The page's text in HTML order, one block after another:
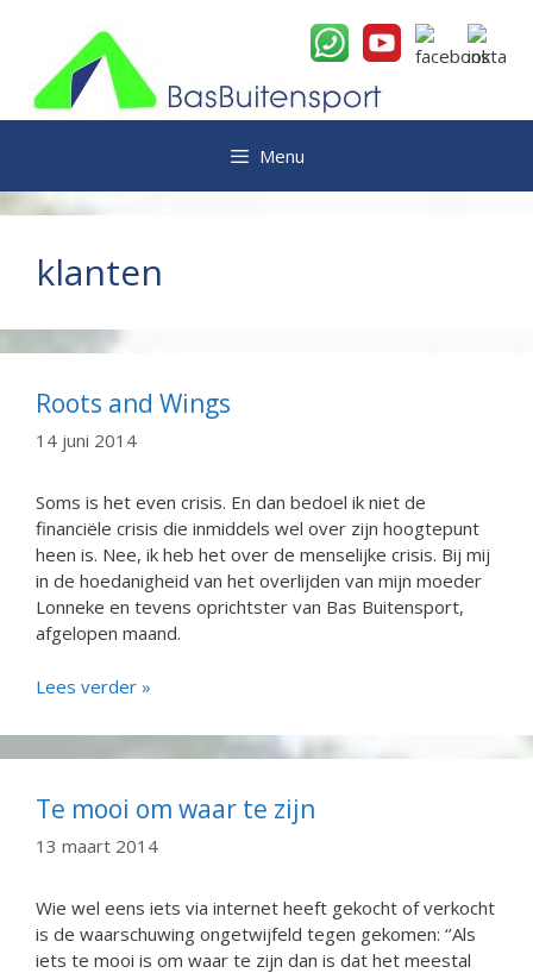
inhoud
Menu
klanten
Roots and Wings
14 juni 2014
Soms is het even crisis. En dan bedoel ik niet de
financiële crisis die inmiddels wel over zijn hoogtepunt
heen is. Nee, ik heb het over de menselijke crisis. Bij mij
in de hoedanigheid van het overlijden van mijn moeder
Lonneke en tevens oprichtster van Bas Buitensport,
afgelopen maand.
Lees verder »
Te mooi om waar te zijn
13 maart 2014
Wie wel eens iets via internet heeft gekocht of verkocht
is de waarschuwing ongetwijfeld tegen gekomen: ‘’Als
iets te mooi is om waar te zijn dan is dat het meestal